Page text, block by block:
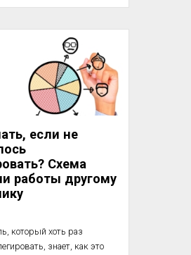
шла выше, это создание
есть группой, к которой
ощущает свою
принимает новую систему
ценностей вследствие
этот тезис в
если не
Схема
работы другому
который хоть раз
знает, как это